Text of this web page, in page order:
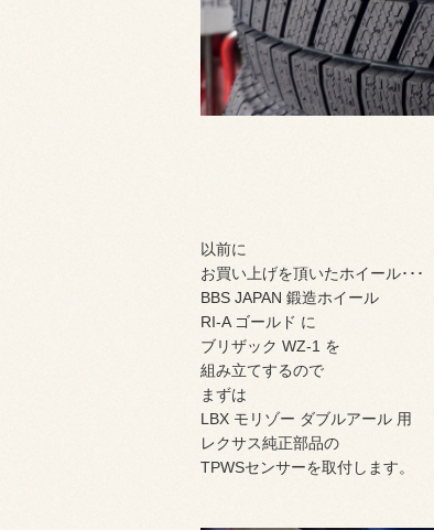
以前に
お買い上げを頂いたホイール･･･
BBS JAPAN 鍛造ホイール
RI-A ゴールド に
ブリザック WZ-1 を
組み立てするので
まずは
LBX モリゾー ダブルアール 用
レクサス純正部品の
TPWSセンサーを取付します。